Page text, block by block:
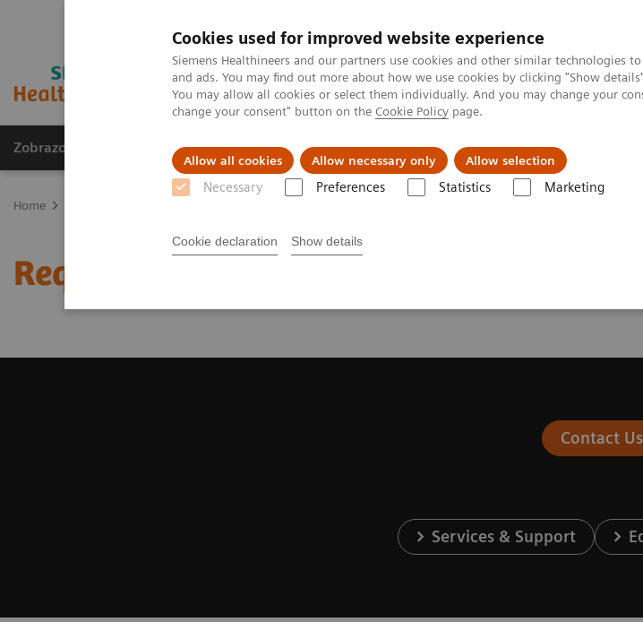
Cookies used for improved website experience
Siemens Healthineers and our partners use cookies and other similar technologies
and ads. You may find out more about how we use cookies by clicking "Show
You may allow all cookies or select them individually. And you may change your
change your consent" button on the Cookie Policy page.
Allow all cookies Allow necessary only Allow selection
Necessary Preferences Statistics Marketing
Cookie declaration Show details
Zobrazovací technika Laboratorní diagnostika Zákaznický servis
Home
Request a Quote
Contact Us
Services & Support